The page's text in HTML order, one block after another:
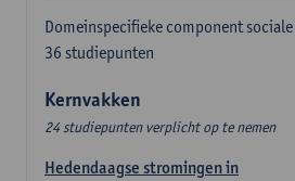
Domeinspecifieke component
36 studiepunten
Kernvakken
24 studiepunten verplicht op te nemen
Hedendaagse stromingen in